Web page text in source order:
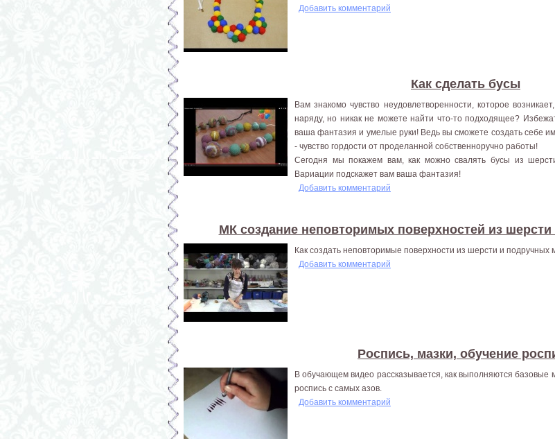
Добавить комментарий
Как сделать бусы
Вам знакомо чувство неудовлетворенности, которое
наряду, но никак не можете найти что-то подходящее?
ваша фантазия и умелые руки! Ведь вы сможете создать себе
- чувство гордости от проделанной собственноручно работы!
Сегодня мы покажем вам, как можно свалять бусы из
Вариации подскажет вам ваша фантазия!
Добавить комментарий
МК создание неповторимых поверхностей из
Как создать неповторимые поверхности из шерсти и подручных
Добавить комментарий
Роспись, мазки, обучение
В обучающем видео рассказывается, как выполняются базовые
роспись с самых азов.
Добавить комментарий